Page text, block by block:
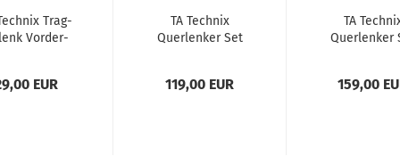
Trag­
Vor­der­
EUR
TA Tech­nix
Quer­len­ker Set
Golf II
119,00 EUR
TA
Quer­len­ker
Golf II
159,00